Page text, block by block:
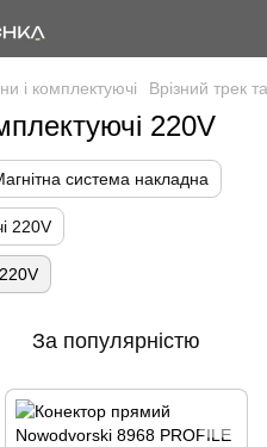
і комплектуючі Врізний трек
220V
система накладна
220V
За популярністю